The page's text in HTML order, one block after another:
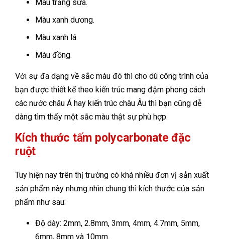
Màu trắng sữa.
Màu xanh dương.
Màu xanh lá.
Màu đồng.
Với sự đa dạng về sắc màu đó thì cho dù công trình của
bạn được thiết kế theo kiến trúc mang đậm phong cách
các nước châu Á hay kiến trúc châu Âu thì bạn cũng dễ
dàng tìm thấy một sắc màu thật sự phù hợp.
Kích thước tấm polycarbonate đặc
ruột
Tuy hiện nay trên thị trường có khá nhiều đơn vị sản xuất
sản phẩm này nhưng nhìn chung thì kích thước của sản
phẩm như sau:
Độ dày: 2mm, 2.8mm, 3mm, 4mm, 4.7mm, 5mm,
6mm, 8mm và 10mm.